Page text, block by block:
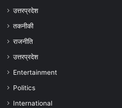
उत्तरप्रदेश
तकनीकी
राजनीति
उत्तरप्रदेश
Entertainment
Politics
International